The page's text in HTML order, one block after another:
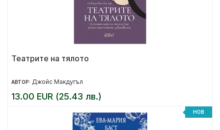
Театрите на тялото
АВТОР: Джойс Макдугъл
13.00 EUR (25.43 лв.)
НОВ